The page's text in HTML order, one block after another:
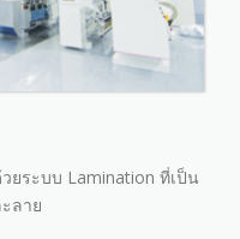
ระบบ Lamination ที่เป็น
ลาย